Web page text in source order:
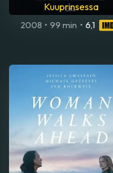
Kuuprinsessa
2008 • 99 min • 6,1